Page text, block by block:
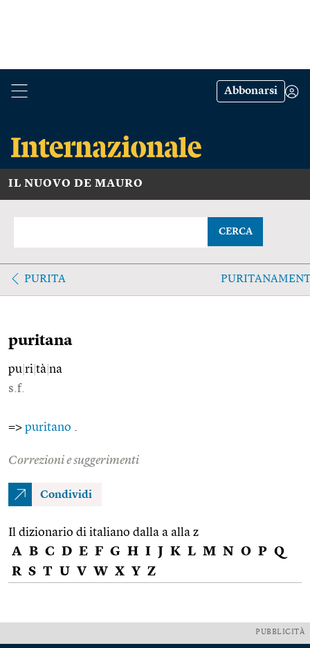
Abbonarsi
IL NUOVO DE MAURO
CERCA
PURITA
puritana
pu ri tà na
s.f.
=> puritano
Correzioni e suggerimenti
Condividi
Il dizionario di italiano dalla a alla z
A B C D E F G H I J K L M N O P Q
R S T U V W X Y Z
PUBBLICITÀ